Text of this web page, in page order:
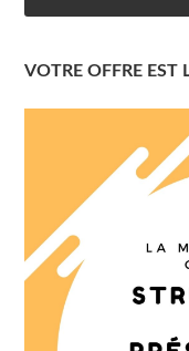
VOTRE OFFRE EST